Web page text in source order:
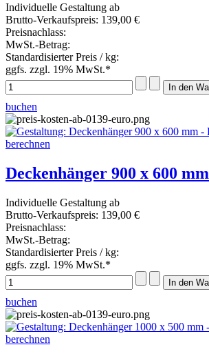
Individuelle Gestaltung ab
Brutto-Verkaufspreis: 139,00 €
Preisnachlass:
MwSt.-Betrag:
Standardisierter Preis / kg:
ggfs. zzgl. 19% MwSt.*
buchen
Deckenhänger 900 x 600 mm
Individuelle Gestaltung ab
Brutto-Verkaufspreis: 139,00 €
Preisnachlass:
MwSt.-Betrag:
Standardisierter Preis / kg:
ggfs. zzgl. 19% MwSt.*
buchen